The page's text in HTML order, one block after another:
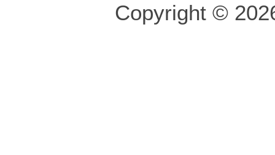
Copyright ©